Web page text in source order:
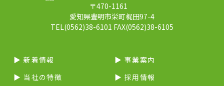
〒470-1161
愛知県豊明市栄町梶田97-4
TEL(0562)38-6101 FAX(0562)38-6105
▶︎ 新着情報
▶︎ 当社の特徴
▶︎ 事業案内
▶︎ 採用情報